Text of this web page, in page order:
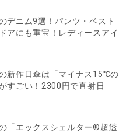
デニム9選！パンツ・ベスト
アにも重宝！レディースアイ
新作日傘は「マイナス15℃の
すごい！2300円で直射日
「エックスシェルター®超透